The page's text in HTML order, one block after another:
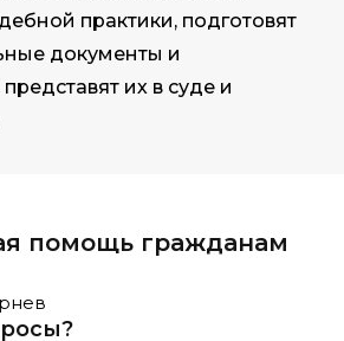
практики, подготовят
документы и
их в суде и
помощь гражданам